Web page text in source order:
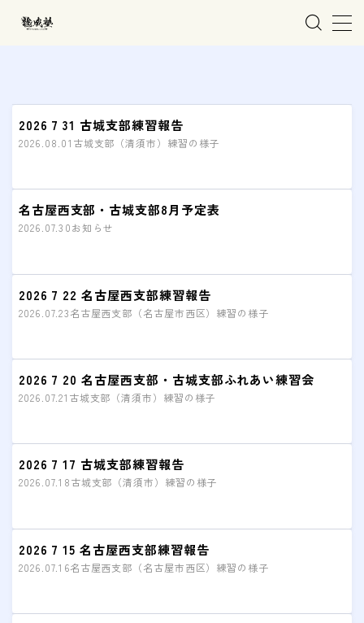
練習会場
春日井市の道場
清須市の道場
高蔵寺の道場
入会申込
指導部紹介
2026 7 31 古城支部練習報告
2026.08.01 古城支部（清須市）練習の様子
名古屋西支部・古城支部8月予定表
2026.07.30お知らせ
2026 7 22 名古屋西支部練習報告
2026.07.23名古屋西支部（名古屋市西区）練習の様子
2026 7 20 名古屋西支部・古城支部ふれあい練習会
2026.07.21 古城支部（清須市）練習の様子
2026 7 17 古城支部練習報告
2026.07.18古城支部（清須市）練習の様子
2026 7 15 名古屋西支部練習報告
2026.07.16名古屋西支部（名古屋市西区）練習の様子